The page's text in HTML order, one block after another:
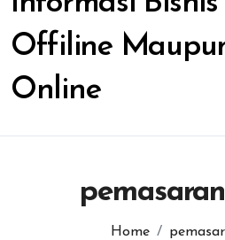
Offiline
Online
Home